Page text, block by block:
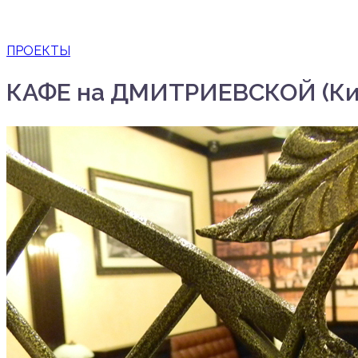
ПРОЕКТЫ
КАФЕ на ДМИТРИЕВСКОЙ